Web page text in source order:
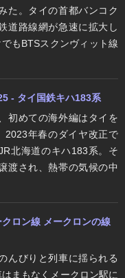
た。タイの首都バンコク
道路線網が急速に拡大し
もBTSスクンヴィット線
- タイ国鉄キハ183系
初めての海外編はタイを
2023年春のダイヤ改正で
北海道のキハ183系。そ
渡され、熱帯の気候の中
ロン線 メークロンの線
んびりと列車に揺られる
まもなくメークロン駅に